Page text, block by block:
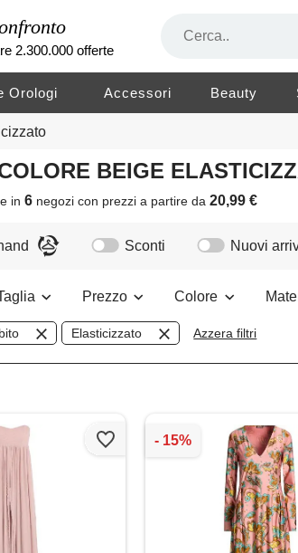
2.300.000 offerte
Orologi Accessori Beauty
COLORE BEIGE
in6 negozicon prezzi a partire da20,99 €
Sconti Nuovi
Prezzo Colore
Elasticizzato Azzera filtri